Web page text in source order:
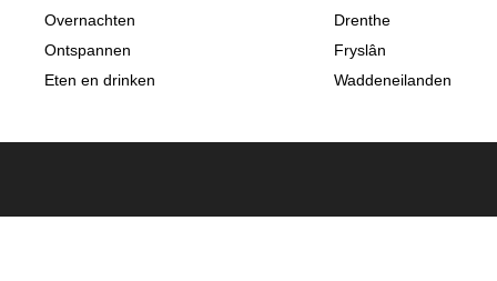
Overnachten
Ontspannen
Eten en drinken
Drenthe
Fryslân
Waddeneilanden